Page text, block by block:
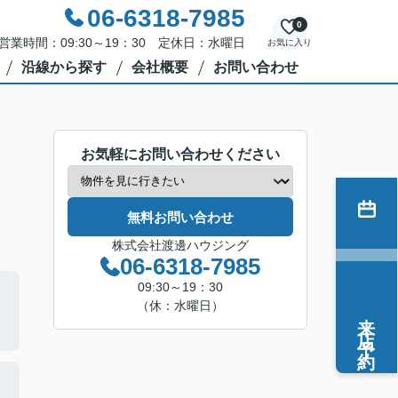
06-6318-7985
業時間：09:30～19：30 定休日：水曜日 お気に入り
0
沿線から探す 会社概要 お問い合わせ
お気軽にお問い合わせください
無料お問い合わせ
株式会社渡邊ハウジング
06-6318-7985
09:30～19：30
（休：水曜日）
来店予約